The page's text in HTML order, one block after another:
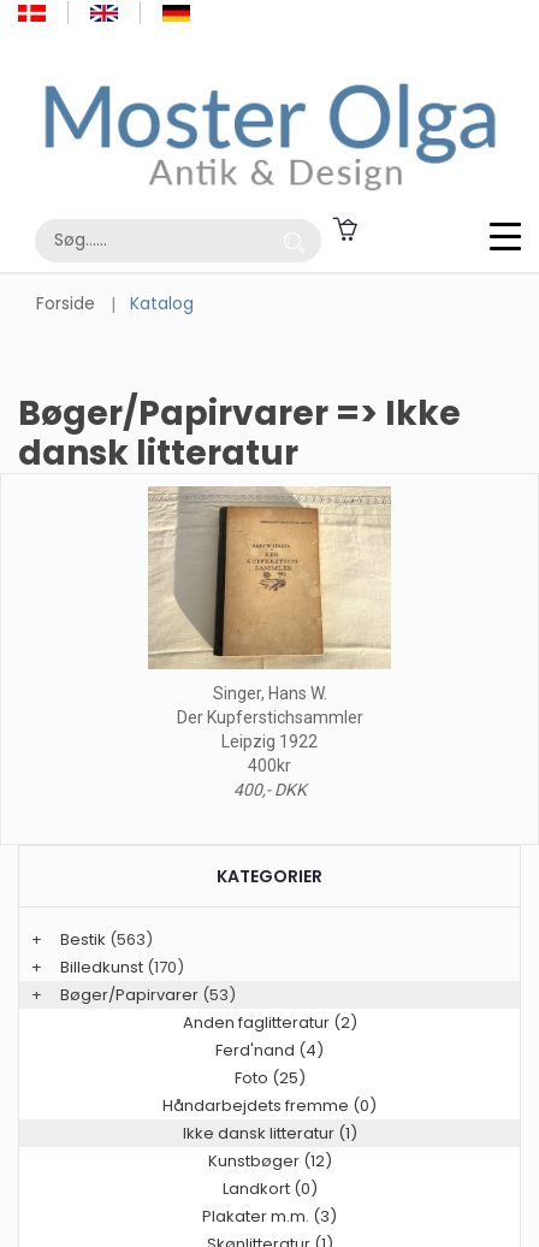
Forside Katalog
Bøger/Papirvarer => Ikke
dansk litteratur
Singer, Hans W.
Der Kupferstichsammler
Leipzig 1922
400kr
400,- DKK
KATEGORIER
+ Bestik (563)
+
Billedkunst (170)
+
Bøger/Papirvarer (53)
Anden faglitteratur (2)
Ferd'nand (4)
Foto (25)
Håndarbejdets fremme (0)
Ikke dansk litteratur (1)
Kunstbøger (12)
Landkort (0)
Plakater m.m. (3)